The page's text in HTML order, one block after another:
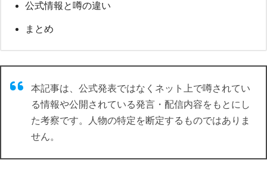
公式情報と噂の違い
まとめ
本記事は、公式発表ではなくネット上で噂されてい
る情報や公開されている発言・配信内容をもとにし
た考察です。人物の特定を断定するものではありま
せん。